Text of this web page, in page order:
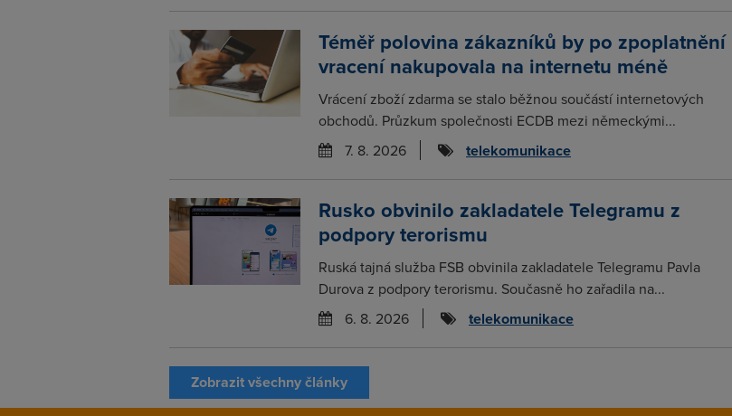
Téměř polovina zákazníků by po zpoplatnění
vracení nakupovala na internetu méně
Vrácení zboží zdarma se stalo běžnou součástí internetových
obchodů. Průzkum společnosti ECDB mezi německými...
7. 8. 2026
telekomunikace
Rusko obvinilo zakladatele Telegramu z
podpory terorismu
Ruská tajná služba FSB obvinila zakladatele Telegramu Pavla
Durova z podpory terorismu. Současně ho zařadila na...
6. 8. 2026
telekomunikace
Zobrazit všechny články